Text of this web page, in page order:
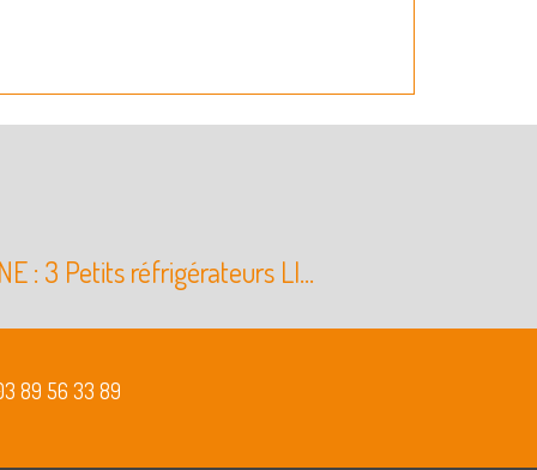
: 3 Petits réfrigérateurs LI...
89 56 33 89